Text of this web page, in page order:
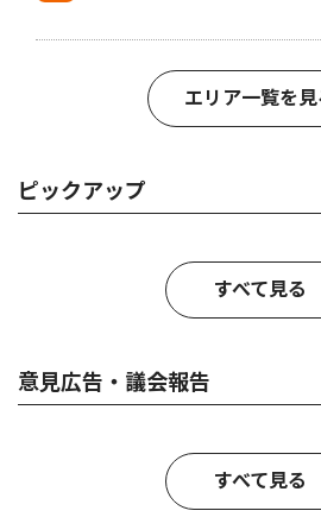
エリア一覧を見
ピックアップ
すべて見る
意見広告・議会報告
すべて見る